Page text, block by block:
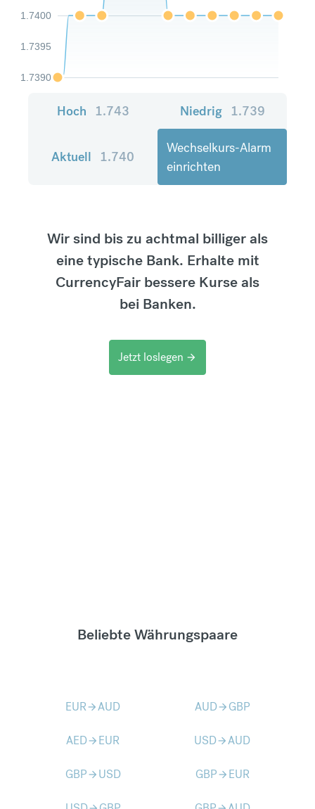
1.7390
1.7395
1.7400
Hoch 1.743 Niedrig 1.739
Aktuell 1.740
Wechselkurs-Alarm
einrichten
Wir sind bis zu achtmal billiger als
eine typische Bank. Erhalte mit
CurrencyFair bessere Kurse als
bei Banken.
Jetzt loslegen arrow_forward
Beliebte Währungspaare
EURarrow_forwardAUD AUDarrow_forward GBP
AEDarrow_forward EUR USDarrow_forwardAUD
GBParrow_forward USD GBParrow_forward EUR